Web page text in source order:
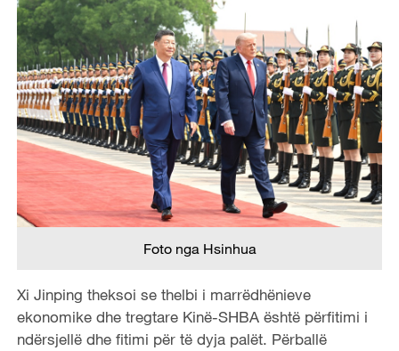
Foto nga Hsinhua
Xi Jinping theksoi se thelbi i marrëdhënieve
ekonomike dhe tregtare Kinë-SHBA është përfitimi i
ndërsjellë dhe fitimi për të dyja palët. Përballë